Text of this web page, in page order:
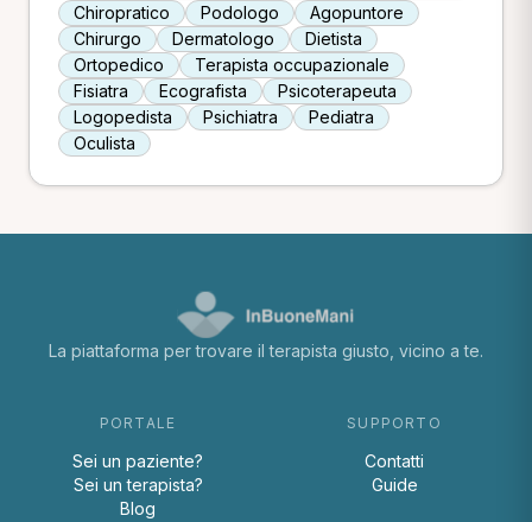
Chiropratico
Podologo
Agopuntore
Chirurgo
Dermatologo
Dietista
Ortopedico
Terapista occupazionale
Fisiatra
Ecografista
Psicoterapeuta
Logopedista
Psichiatra
Pediatra
Oculista
La piattaforma per trovare il terapista giusto, vicino a te.
PORTALE
Sei un paziente?
Sei un terapista?
Blog
SUPPORTO
Contatti
Guide